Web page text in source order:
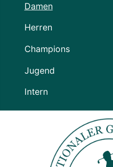
Damen
Herren
Champions
Jugend
Intern